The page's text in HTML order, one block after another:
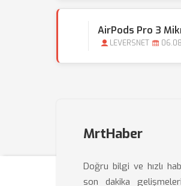
AirPods Pro 3
LEVERSNET
MrtHaber
Doğru bilgi ve hızlı
son dakika